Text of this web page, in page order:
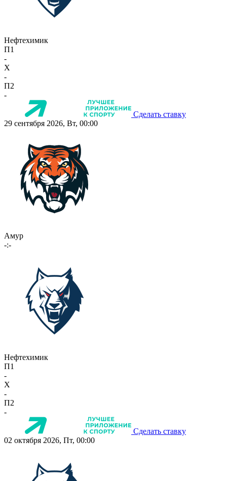
Нефтехимик
П1
-
X
-
П2
-
Сделать ставку
29 сентября 2026, Вт, 00:00
Амур
-:-
Нефтехимик
П1
-
X
-
П2
-
Сделать ставку
02 октября 2026, Пт, 00:00